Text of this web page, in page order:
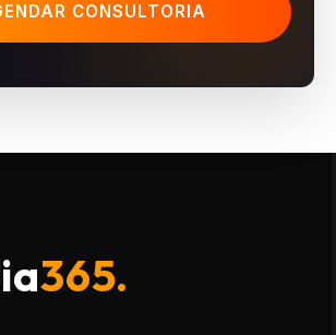
CONSULTORIA
365.